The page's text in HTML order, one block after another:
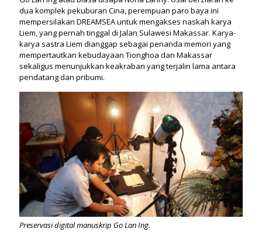
dua komplek pekuburan Cina, perempuan paro baya ini
mempersilakan DREAMSEA untuk mengakses naskah karya
Liem, yang pernah tinggal di Jalan Sulawesi Makassar. Karya-
karya sastra Liem dianggap sebagai penanda memori yang
mempertautkan kebudayaan Tionghoa dan Makassar
sekaligus menunjukkan keakraban yang terjalin lama antara
pendatang dan pribumi.
Preservasi digital manuskrip Go Lan Ing.